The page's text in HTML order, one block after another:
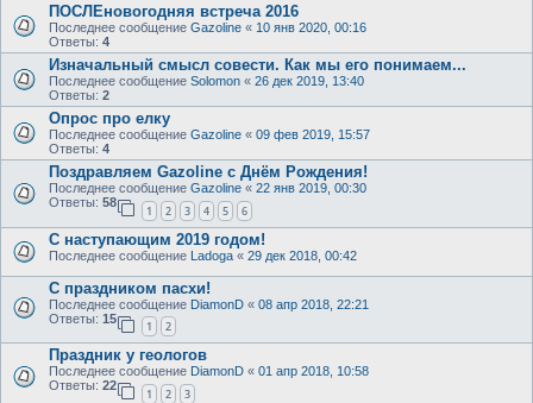
ПОСЛЕновогодняя встреча 2016
Последнее сообщение Gazoline « 10 янв 2020, 00:16
Ответы: 4
Изначальный смысл совести. Как мы его понимаем...
Последнее сообщение Solomon « 26 дек 2019, 13:40
Ответы: 2
Опрос про елку
Последнее сообщение Gazoline « 09 фев 2019, 15:57
Ответы: 4
Поздравляем Gazoline с Днём Рождения!
Последнее сообщение Gazoline « 22 янв 2019, 00:30
Ответы: 58
1 2 3 4 5 6
С наступающим 2019 годом!
Последнее сообщение Ladoga « 29 дек 2018, 00:42
С праздником пасхи!
Последнее сообщение DiamonD « 08 апр 2018, 22:21
Ответы: 15
1 2
Праздник у геологов
Последнее сообщение DiamonD « 01 апр 2018, 10:58
Ответы: 22
1 2 3